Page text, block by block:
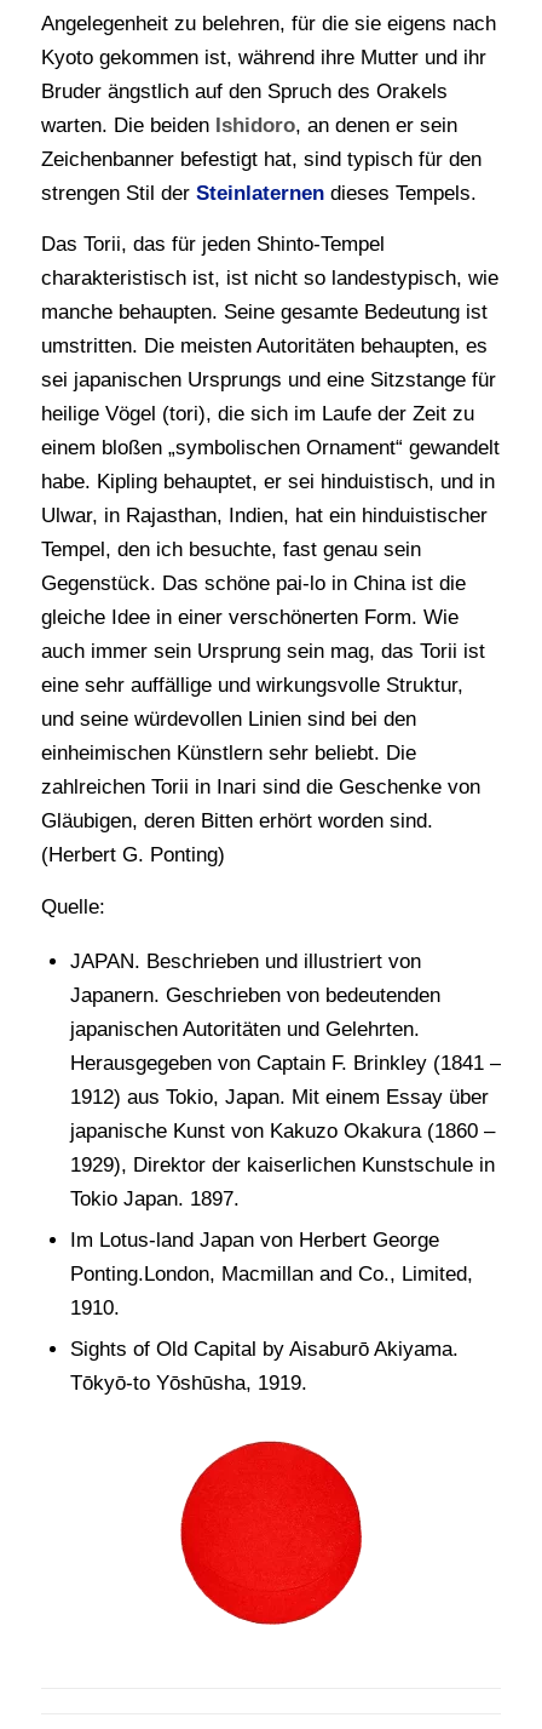
Angelegenheit zu belehren, für die sie eigens nach
Kyoto gekommen ist, während ihre Mutter und ihr
Bruder ängstlich auf den Spruch des Orakels
warten. Die beiden Ishidoro, an denen er sein
Zeichenbanner befestigt hat, sind typisch für den
strengen Stil der Steinlaternendieses Tempels.
Das Torii, das für jeden Shinto-Tempel
charakteristisch ist, ist nicht so landestypisch, wie
manche behaupten. Seine gesamte Bedeutung ist
umstritten. Die meisten Autoritäten behaupten, es
sei japanischen Ursprungs und eine Sitzstange für
heilige Vögel (tori), die sich im Laufe der Zeit zu
einem bloßen „symbolischen Ornament“ gewandelt
habe. Kipling behauptet, er sei hinduistisch, und in
Ulwar, in Rajasthan, Indien, hat ein hinduistischer
Tempel, den ich besuchte, fast genau sein
Gegenstück. Das schöne pai-lo in China ist die
gleiche Idee in einer verschönerten Form. Wie
auch immer sein Ursprung sein mag, das Torii ist
eine sehr auffällige und wirkungsvolle Struktur,
und seine würdevollen Linien sind bei den
einheimischen Künstlern sehr beliebt. Die
zahlreichen Torii in Inari sind die Geschenke von
Gläubigen, deren Bitten erhört worden sind.
(Herbert G. Ponting)
Quelle:
JAPAN. Beschrieben und illustriert von
Japanern. Geschrieben von bedeutenden
japanischen Autoritäten und Gelehrten.
Herausgegeben von Captain F. Brinkley (1841 –
1912) aus Tokio, Japan. Mit einem Essay über
japanische Kunst von Kakuzo Okakura (1860 –
1929), Direktor der kaiserlichen Kunstschule in
Tokio Japan. 1897.
Im Lotus-land Japan von Herbert George
Ponting.London, Macmillan and Co., Limited,
1910.
Sights of Old Capital by Aisaburō Akiyama.
Tōkyō-to Yōshūsha, 1919.